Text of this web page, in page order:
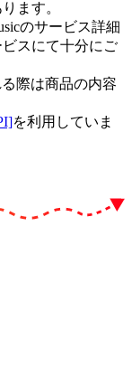
ます。
のサービス詳細
スにて十分にご
る際は商品の内容
を利用していま